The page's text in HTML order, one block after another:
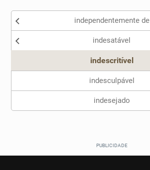
independentemente de
indesatável
indescritível
indesculpável
indesejado